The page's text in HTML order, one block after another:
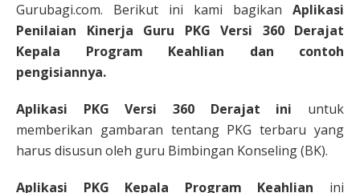
Gurubagi.com. Berikut ini kami bagikan Aplikasi
Penilaian Kinerja Guru PKG Versi 360 Derajat
Kepala Program Keahlian dan contoh
pengisiannya.
Aplikasi PKG Versi 360 Derajat ini untuk
memberikan gambaran tentang PKG terbaru yang
harus disusun oleh guru Bimbingan Konseling (BK).
Aplikasi PKG Kepala Program Keahlian ini